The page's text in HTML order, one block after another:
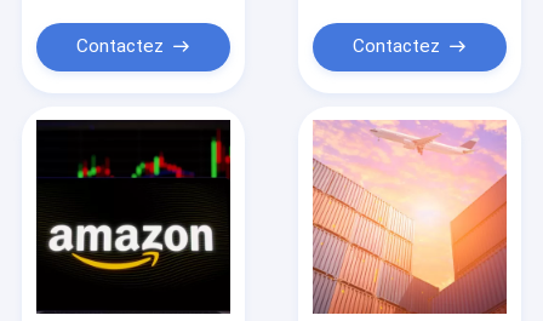
Contactez Contactez